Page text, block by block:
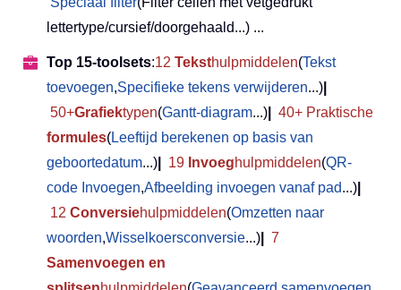
lettertype/cursief/doorgehaald...) ...
Top 15-toolsets:12 Teksthulpmiddelen(Tekst
toevoegen,Specifieke tekens verwijderen...)
50+Grafiektypen(Gantt-diagram...)
40+ Praktische
formules(Leeftijd berekenen op basis van
geboortedatum...) 19 Invoeghulpmiddelen(QR-
code Invoegen,Afbeelding invoegen vanaf pad...)
12 Conversiehulpmiddelen(Omzetten naar
woorden,Wisselkoersconversie...)
7
Samenvoegen en